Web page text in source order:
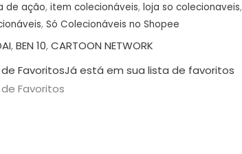
de ação, item colecionáveis, loja so colecionaveis,
, Só Colecionáveis no Shopee
,BEN 10,CARTOON NETWORK
FavoritosJá está em sua lista de favoritos
Favoritos